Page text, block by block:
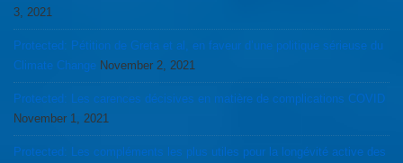
3, 2021
Protected: Pétition de Greta et al, en faveur d’une politique sérieuse du
Climate Change November 2, 2021
Protected: Les carences décisives en matière de complications COVID
November 1, 2021
Protected: Les compléments les plus utiles pour la longévité active des